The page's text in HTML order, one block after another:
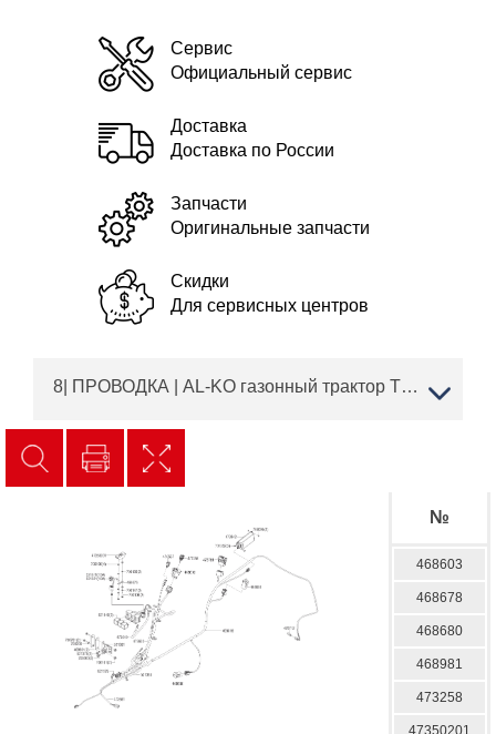
Сервис
Официальный сервис
Доставка
Доставка по России
Запчасти
Оригинальные запчасти
Скидки
Для сервисных центров
8| ПРОВОДКА | AL-KO газонный трактор T 18-111.9 HDS Black Edition Артикул: 119927 с 04/2020 | Запчасти | Ремонт
№
468603
468678
468680
468981
473258
47350201